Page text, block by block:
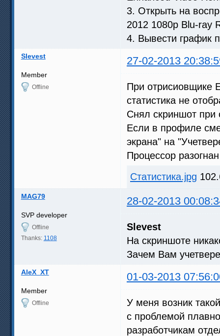
3. Открыть на
2012 1080p Blu-ray
4. Вывести график
Slevest 27-02-2013
Member
Offline
При отрисиовщике
статистика не
Снял скриншот при
Если в профиле
экрана" на
Процессор
Статистика.jpg
MAG79 28-02-2013
SVP developer
Offline
Thanks: 1108
Slevest
На скриншоте
Зачем Вам
AleX_XT 01-03-2013
Member
Offline
У меня возник
с проблемой
разработчикам